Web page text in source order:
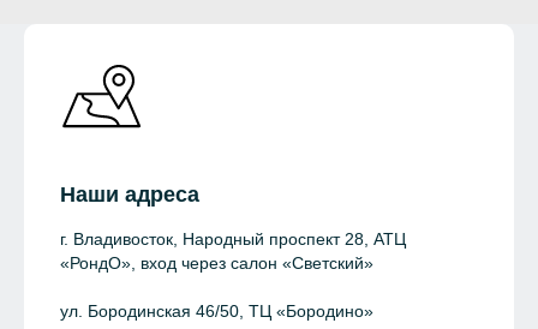
Наши адреса
г. Владивосток, Народный проспект 28, АТЦ
«РондО», вход через салон «Светский»
ул. Бородинская 46/50, ТЦ «Бородино»